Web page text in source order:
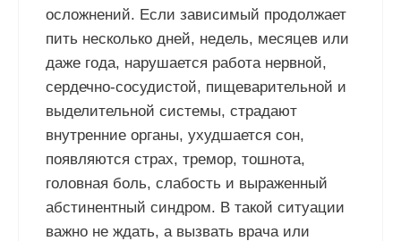
осложнений. Если зависимый продолжает
пить несколько дней, недель, месяцев или
даже года, нарушается работа нервной,
сердечно-сосудистой, пищеварительной и
выделительной системы, страдают
внутренние органы, ухудшается сон,
появляются страх, тремор, тошнота,
головная боль, слабость и выраженный
абстинентный синдром. В такой ситуации
важно не ждать, а вызвать врача или